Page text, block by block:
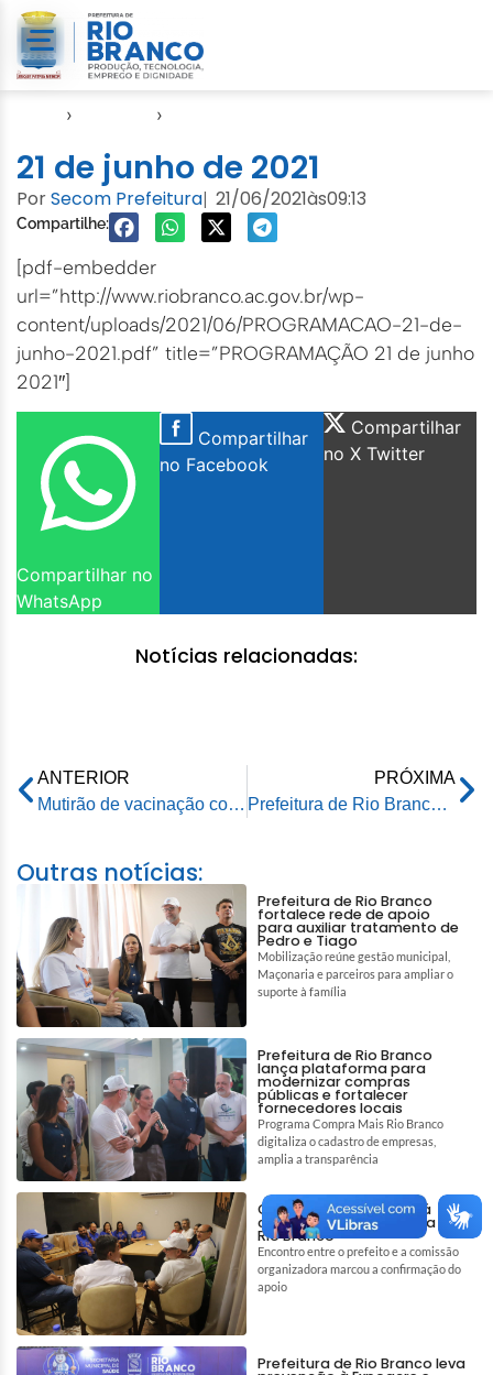
› ›
21 de junho de 2021
PorSecom Prefeitura| 21/06/2021às09:13
Compartilhe:
[pdf-embedder
url=”http://www.riobranco.ac.gov.br/wp-
content/uploads/2021/06/PROGRAMACAO-21-de-
junho-2021.pdf” title=”PROGRAMAÇÃO 21 de junho
2021″]
Compartilhar no
WhatsApp
Compartilhar
no Facebook
Compartilhar
no X Twitter
Notícias relacionadas:
ANTERIOR
Mutirão de vacinação contra o coronavírus realizado pela prefeitura recebe elogio de vereadores de Rio Branco
PRÓXIMA
Prefeitura de Rio Branco convoca aprovados em processo seletivo da Emurb para inscrições até dia 22 de junho
Outras notícias:
Prefeitura de Rio Branco
fortalece rede de apoio
para auxiliar tratamento de
Pedro e Tiago
Mobilização reúne gestão municipal,
Maçonaria e parceiros para ampliar o
suporte à família
Prefeitura de Rio Branco
lança plataforma para
modernizar compras
públicas e fortalecer
fornecedores locais
Programa Compra Mais Rio Branco
digitaliza o cadastro de empresas,
amplia a transparência
Círio de Nazaré contará
com apoio da Prefeitura de
Rio Branco
Encontro entre o prefeito e a comissão
organizadora marcou a confirmação do
apoio
Prefeitura de Rio Branco leva